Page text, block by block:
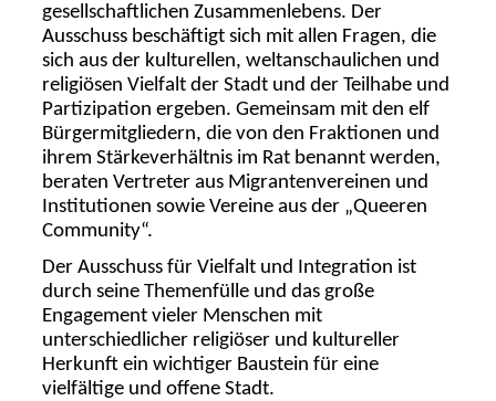
gesellschaftlichen Zusammenlebens. Der
Ausschuss beschäftigt sich mit allen Fragen, die
sich aus der kulturellen, weltanschaulichen und
religiösen Vielfalt der Stadt und der Teilhabe und
Partizipation ergeben. Gemeinsam mit den elf
Bürgermitgliedern, die von den Fraktionen und
ihrem Stärkeverhältnis im Rat benannt werden,
beraten Vertreter aus Migrantenvereinen und
Institutionen sowie Vereine aus der „Queeren
Community“.
Der Ausschuss für Vielfalt und Integration ist
durch seine Themenfülle und das große
Engagement vieler Menschen mit
unterschiedlicher religiöser und kultureller
Herkunft ein wichtiger Baustein für eine
vielfältige und offene Stadt.